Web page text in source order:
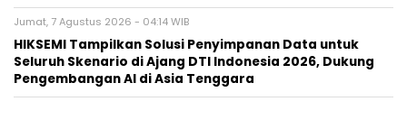
Jumat, 7 Agustus 2026 - 04:14 WIB
HIKSEMI Tampilkan Solusi Penyimpanan Data untuk
Seluruh Skenario di Ajang DTI Indonesia 2026, Dukung
Pengembangan AI di Asia Tenggara